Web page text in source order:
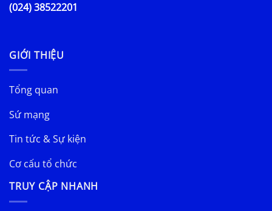
(024) 38522201
GIỚI THIỆU
Tổng quan
Sứ mạng
Tin tức & Sự kiện
Cơ cấu tổ chức
TRUY CẬP NHANH